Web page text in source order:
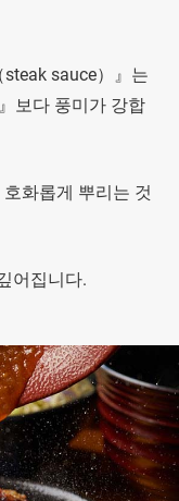
sauce）』는
보다 풍미가 강합
화롭게 뿌리는 것
어집니다.